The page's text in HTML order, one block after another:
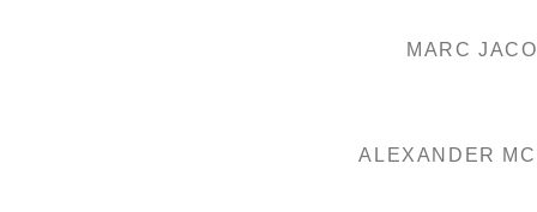
MARC
ALEXANDER